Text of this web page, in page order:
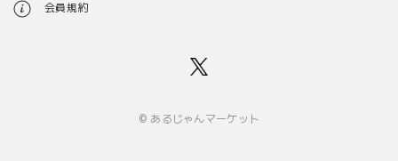
会員規約
© あるじゃんマーケット